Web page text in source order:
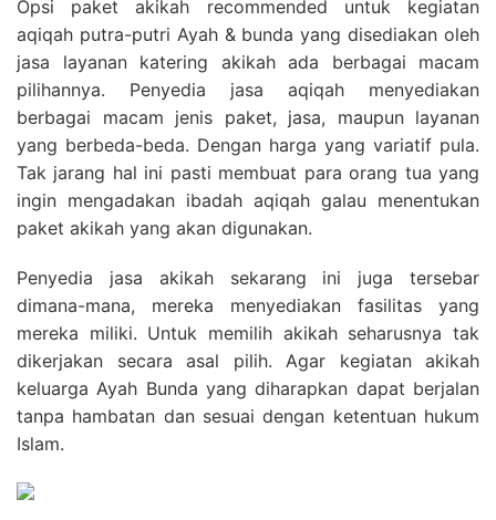
Opsi paket akikah recommended untuk kegiatan
aqiqah putra-putri Ayah & bunda yang disediakan oleh
jasa layanan katering akikah ada berbagai macam
pilihannya. Penyedia jasa aqiqah menyediakan
berbagai macam jenis paket, jasa, maupun layanan
yang berbeda-beda. Dengan harga yang variatif pula.
Tak jarang hal ini pasti membuat para orang tua yang
ingin mengadakan ibadah aqiqah galau menentukan
paket akikah yang akan digunakan.
Penyedia jasa akikah sekarang ini juga tersebar
dimana-mana, mereka menyediakan fasilitas yang
mereka miliki. Untuk memilih akikah seharusnya tak
dikerjakan secara asal pilih. Agar kegiatan akikah
keluarga Ayah Bunda yang diharapkan dapat berjalan
tanpa hambatan dan sesuai dengan ketentuan hukum
Islam.